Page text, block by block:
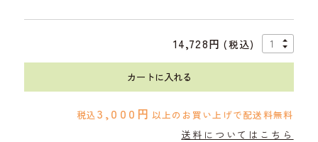
14,728円 (税込)
カートに入れる
税込 3,000円 以上のお買い上げで配送料無料
送料についてはこちら